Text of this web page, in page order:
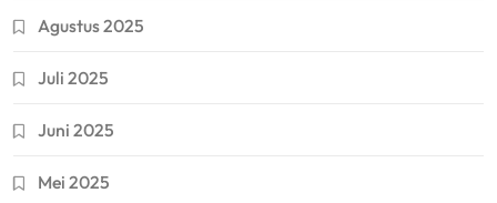
Agustus 2025
Juli 2025
Juni 2025
Mei 2025